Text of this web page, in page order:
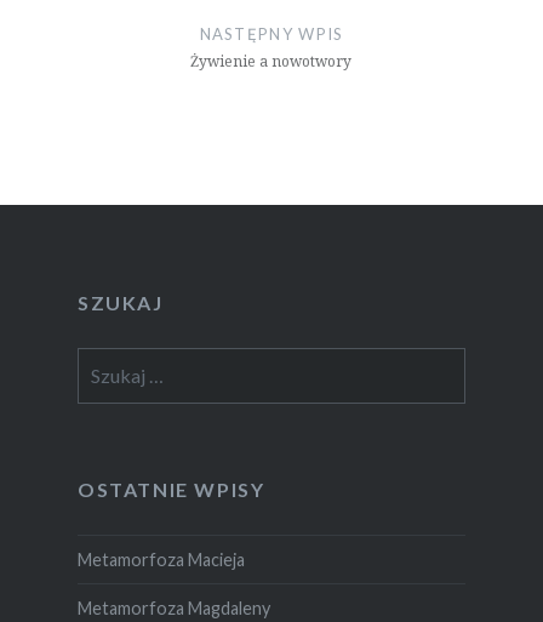
NASTĘPNY WPIS
Żywienie a nowotwory
SZUKAJ
OSTATNIE WPISY
Metamorfoza Macieja
Metamorfoza Magdaleny